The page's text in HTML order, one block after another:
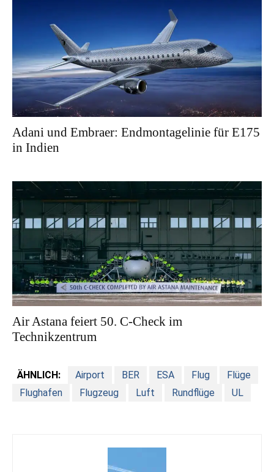
Adani und Embraer: Endmontagelinie für E175
in Indien
Air Astana feiert 50. C-Check im
Technikzentrum
ÄHNLICH: Airport BER ESA Flug
Flüge
Flughafen
Flugzeug Luft Rundflüge UL